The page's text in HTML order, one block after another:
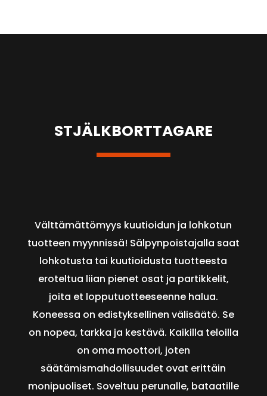
STJÄLKBORTTAGARE
Välttämättömyys kuutioidun ja lohkotun
tuotteen myynnissä! Sälpynpoistajalla saat
lohkotusta tai kuutioidusta tuotteesta
eroteltua liian pienet osat ja partikkelit,
joita et lopputuotteeseenne halua.
Koneessa on edistyksellinen välisäätö. Se
on nopea, tarkka ja kestävä. Kaikilla teloilla
on oma moottori, joten
säätämismahdollisuudet ovat erittäin
monipuoliset. Soveltuu perunalle, bataatille